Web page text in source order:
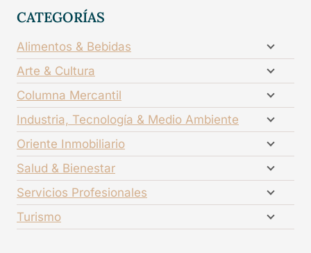
CATEGORÍAS
Alimentos & Bebidas
Arte & Cultura
Columna Mercantil
Industria, Tecnología & Medio Ambiente
Oriente Inmobiliario
Salud & Bienestar
Servicios Profesionales
Turismo